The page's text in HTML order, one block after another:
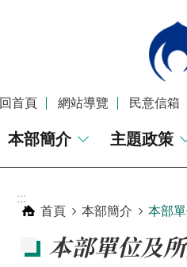
回首頁 網站導覽 民意信箱
本部簡介 主題政策
:::
首頁
本部簡介 本部
本部單位及